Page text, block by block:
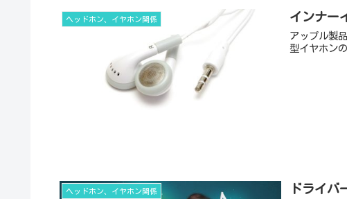
ヘッドホン、イヤホン関係 インナー
アップル製
型イヤホン
ヘッドホン、イヤホン関係 ドライバ